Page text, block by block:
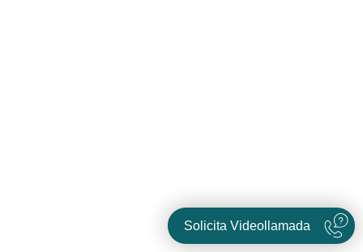
Solicita Videollamada